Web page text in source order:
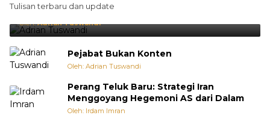
Tulisan terbaru dan update
Punya Cara Membuat Kejutan
Oleh:Adrian Tuswandi
Pejabat Bukan Konten
Oleh: Adrian Tuswandi
Perang Teluk Baru: Strategi Iran
Menggoyang Hegemoni AS dari Dalam
Oleh: Irdam Imran